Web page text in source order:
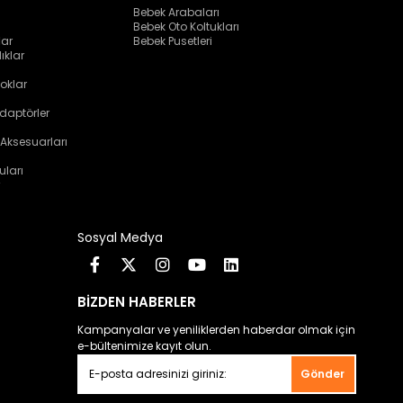
Bebek Arabaları
Bebek Oto Koltukları
Bebek Pusetleri
Sosyal Medya
BİZDEN HABERLER
Kampanyalar ve yeniliklerden haberdar olmak için
e-bültenimize kayıt olun.
Gönder